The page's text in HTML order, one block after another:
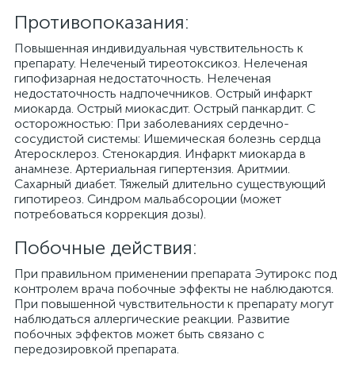
Противопоказания:
Повышенная индивидуальная чувствительность к
препарату. Нелеченый тиреотоксикоз. Нелеченая
гипофизарная недостаточность. Нелеченая
недостаточность надпочечников. Острый инфаркт
миокарда. Острый миокасдит. Острый панкардит. С
осторожностью: При заболеваниях сердечно-
сосудистой системы: Ишемическая болезнь сердца
Атеросклероз. Стенокардия. Инфаркт миокарда в
анамнезе. Артериальная гипертензия. Аритмии.
Сахарный диабет. Тяжелый длительно существующий
гипотиреоз. Синдром мальабсороции (может
потребоваться коррекция дозы).
Побочные действия:
При правильном применении препарата Эутирокс под
контролем врача побочные эффекты не наблюдаются.
При повышенной чувствительности к препарату могут
наблюдаться аллергические реакции. Развитие
побочных эффектов может быть связано с
передозировкой препарата.